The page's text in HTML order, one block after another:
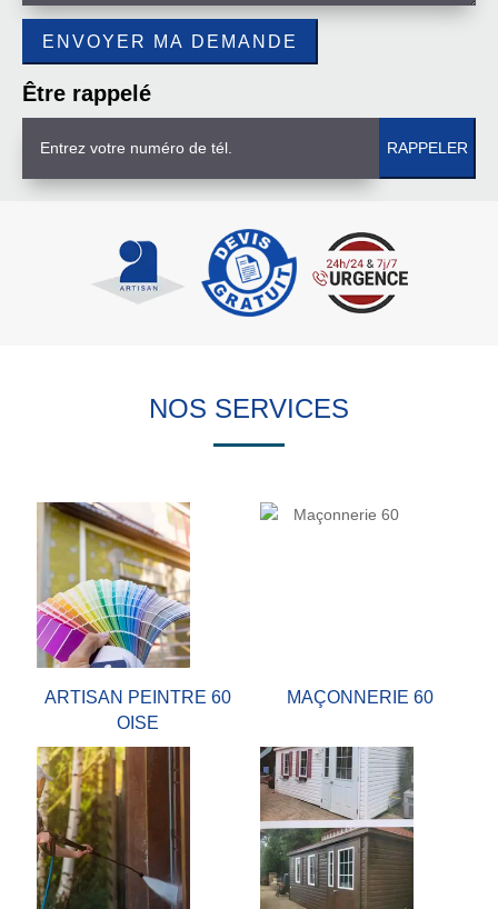
Être rappelé
NOS SERVICES
ARTISAN PEINTRE 60
OISE
MAÇONNERIE 60